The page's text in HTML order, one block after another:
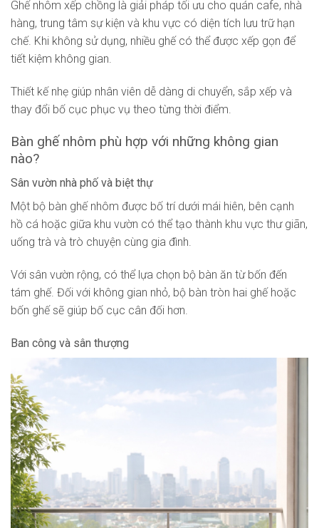
Ghế nhôm xếp chồng là giải pháp tối ưu cho quán cafe, nhà
hàng, trung tâm sự kiện và khu vực có diện tích lưu trữ hạn
chế. Khi không sử dụng, nhiều ghế có thể được xếp gọn để
tiết kiệm không gian.
Thiết kế nhẹ giúp nhân viên dễ dàng di chuyển, sắp xếp và
thay đổi bố cục phục vụ theo từng thời điểm.
Bàn ghế nhôm phù hợp với những không gian
nào?
Sân vườn nhà phố và biệt thự
Một bộ bàn ghế nhôm được bố trí dưới mái hiên, bên cạnh
hồ cá hoặc giữa khu vườn có thể tạo thành khu vực thư giãn,
uống trà và trò chuyện cùng gia đình.
Với sân vườn rộng, có thể lựa chọn bộ bàn ăn từ bốn đến
tám ghế. Đối với không gian nhỏ, bộ bàn tròn hai ghế hoặc
bốn ghế sẽ giúp bố cục cân đối hơn.
Ban công và sân thượng